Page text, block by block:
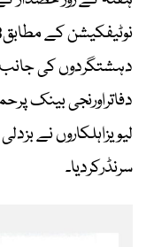
دہشتگردوں کی جانب
دفاتراورنجی بینک
لیویزاہلکاروں نے
سرنڈرکردیا۔